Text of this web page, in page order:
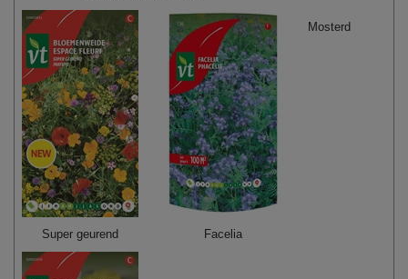
Super geurend Facelia
Mosterd